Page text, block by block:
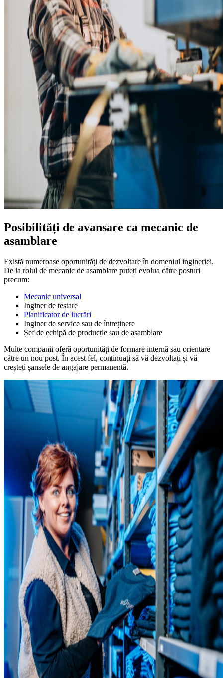
Posibilități de avansare ca mecanic de
asamblare
Există numeroase oportunități de dezvoltare în domeniul ingineriei.
De la rolul de mecanic de asamblare puteți evolua către posturi
precum:
Mecanic universal
Inginer de testare
Planificator de lucrări
Inginer de service sau de întreținere
Șef de echipă de producție sau de asamblare
Multe companii oferă oportunități de formare internă sau orientare
către un nou post. În acest fel, continuați să vă dezvoltați și vă
creșteți șansele de angajare permanentă.